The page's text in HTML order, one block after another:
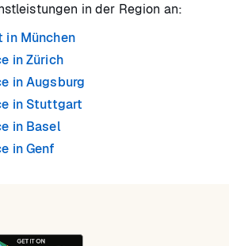
in der Region an:
in München
in Zürich
in Augsburg
in Stuttgart
in Basel
in Genf